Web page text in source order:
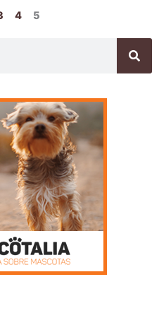
4 5